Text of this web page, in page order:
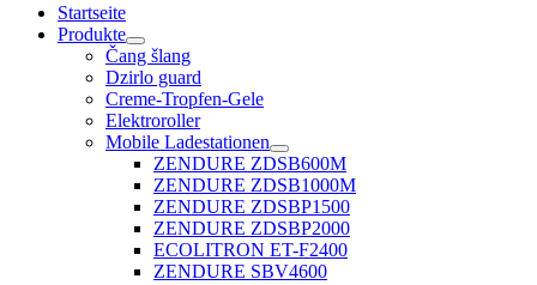
Startseite
Produkte
Čang šlang
Dzirlo guard
Creme-Tropfen-Gele
Elektroroller
Mobile Ladestationen
ZENDURE ZDSB600M
ZENDURE ZDSB1000M
ZENDURE ZDSBP1500
ZENDURE ZDSBP2000
ECOLITRON ET-F2400
ZENDURE SBV4600